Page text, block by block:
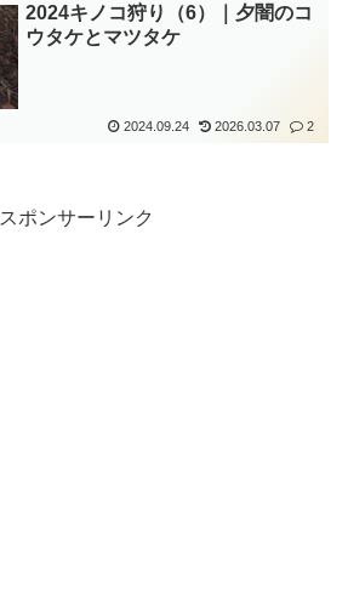
2024キノコ狩り（6）｜夕闇のコ
ウタケとマツタケ
2024.09.24 2026.03.07 2
スポンサーリンク